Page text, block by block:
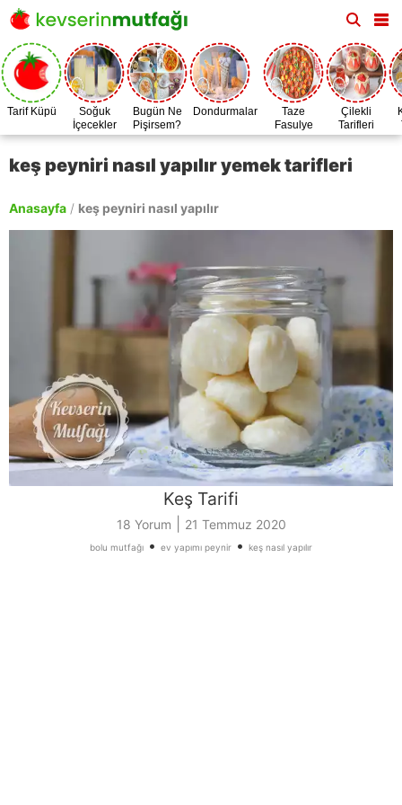
Tarif Küpü
Soğuk
İçecekler
Bugün Ne
Pişirsem?
Dondurmalar
Taze
Fasulye
Zamanı
Çilekli
Tarifleri
keş peyniri nasıl yapılır yemek tarifleri
Anasayfa / keş peyniri nasıl yapılır
Keş Tarifi
18 Yorum 21 Temmuz 2020
bolu mutfağı • ev yapımı peynir • keş nasıl yapılır